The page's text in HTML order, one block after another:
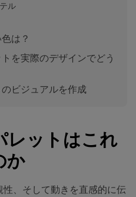
ル
は？
を実際のデザインでどう
ビジュアルを作成
レットはこれ
か
、そして動きを直感的に伝